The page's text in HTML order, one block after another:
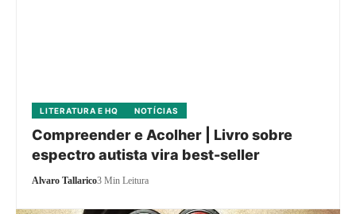
LITERATURA E HQ NOTÍCIAS
Compreender e Acolher | Livro sobre
espectro autista vira best-seller
Alvaro Tallarico3 Min Leitura